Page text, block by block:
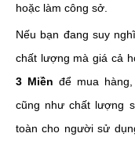
hoặc làm công sở.
Nếu bạn đang suy
chất lượng mà giá cả
3 Miền để mua
cũng như chất lượng
toàn cho người sử